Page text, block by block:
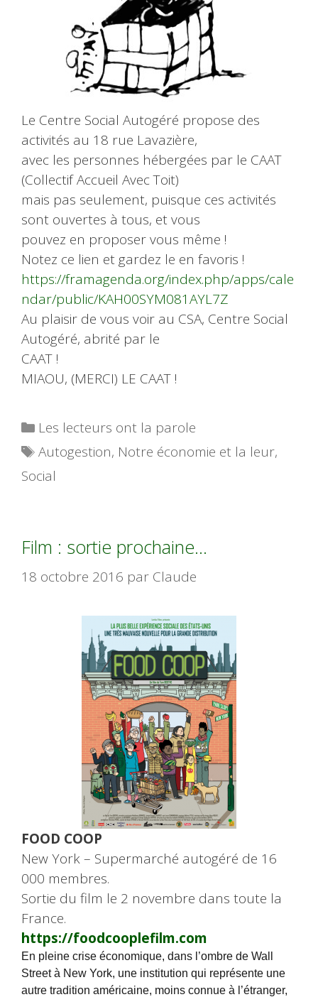
Le Centre Social Autogéré propose des
activités au 18 rue Lavazière,
avec les personnes hébergées par le CAAT
(Collectif Accueil Avec Toit)
mais pas seulement, puisque ces activités
sont ouvertes à tous, et vous
pouvez en proposer vous même !
Notez ce lien et gardez le en favoris !
https://framagenda.org/index.php/apps/cale
ndar/public/KAH00SYM081AYL7Z
Au plaisir de vous voir au CSA, Centre Social
Autogéré, abrité par le
CAAT !
MIAOU, (MERCI) LE CAAT !
Catégories
Les lecteurs ont la parole
Étiquettes
Autogestion, Notre économie et la leur,
Social
Film : sortie prochaine…
18 octobre 2016 par Claude
FOOD COOP
New York – Supermarché autogéré de 16
000 membres.
Sortie du film le 2 novembre dans toute la
France.
https://foodcooplefilm.com
En pleine crise économique, dans l’ombre de Wall
Street à New York, une institution qui représente une
autre tradition américaine, moins connue à l’étranger,